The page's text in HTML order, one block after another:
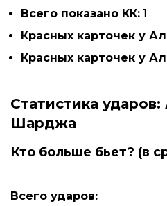
Всего показано КК: 1
Красных карточек у
Красных карточек у
Статистика
Шарджа
Кто больше бьет? (в
Всего ударов: